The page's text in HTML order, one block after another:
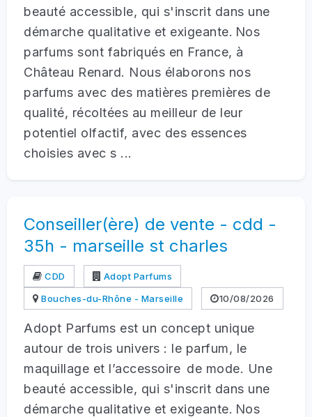
beauté accessible, qui s'inscrit dans une
démarche qualitative et exigeante. Nos
parfums sont fabriqués en France, à
Château Renard. Nous élaborons nos
parfums avec des matières premières de
qualité, récoltées au meilleur de leur
potentiel olfactif, avec des essences
choisies avec s ...
Conseiller(ère) de vente - cdd -
35h - marseille st charles
CDD
Adopt Parfums
Bouches-du-Rhône - Marseille
10/08/2026
Adopt Parfums est un concept unique
autour de trois univers : le parfum, le
maquillage et l’accessoire de mode. Une
beauté accessible, qui s'inscrit dans une
démarche qualitative et exigeante. Nos